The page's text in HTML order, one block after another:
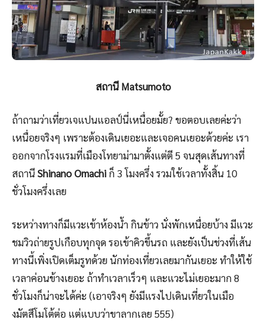
สถานี Matsumoto
ถ้าถามว่าเที่ยวเจแปนแอลป์นี่เหนื่อยมั้ย? ขอตอบเลยค่ะว่า
เหนื่อยจริงๆ เพราะต้องเดินเยอะและเจอคนเยอะด้วยค่ะ เรา
ออกจากโรงแรมที่เมืองโทยาม่ามาตั้งแต่ตี 5 จนสุดเส้นทางที่
สถานีShinano Omachi ก็ 3 โมงครึ่ง รวมใช้เวลาทั้งสิ้น 10
ชั่วโมงครึ่งเลย
ระหว่างทางก็มีแวะเข้าห้องน้ำ กินข้าว นั่งพักเหนื่อยบ้าง มีแวะ
ชมวิวถ่ายรูปเกือบทุกจุด รอเข้าคิวขึ้นรถ และยังเป็นช่วงที่เส้น
ทางนี้เพิ่งเปิดเต็มรูทด้วย นักท่องเที่ยวเลยมากันเยอะ ทำให้ใช้
เวลาค่อนข้างเยอะ ถ้าทำเวลาเร็วๆ และแวะไม่เยอะมาก 8
ชั่วโมงก็น่าจะได้ค่ะ (เอาจริงๆ ยังมีแรงไปเดินเที่ยวในเมือ
งมัตสึโมโต้ต่อ แต่แบบว่าขาลากเลย 555)